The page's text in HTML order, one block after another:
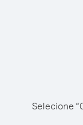
Selecione